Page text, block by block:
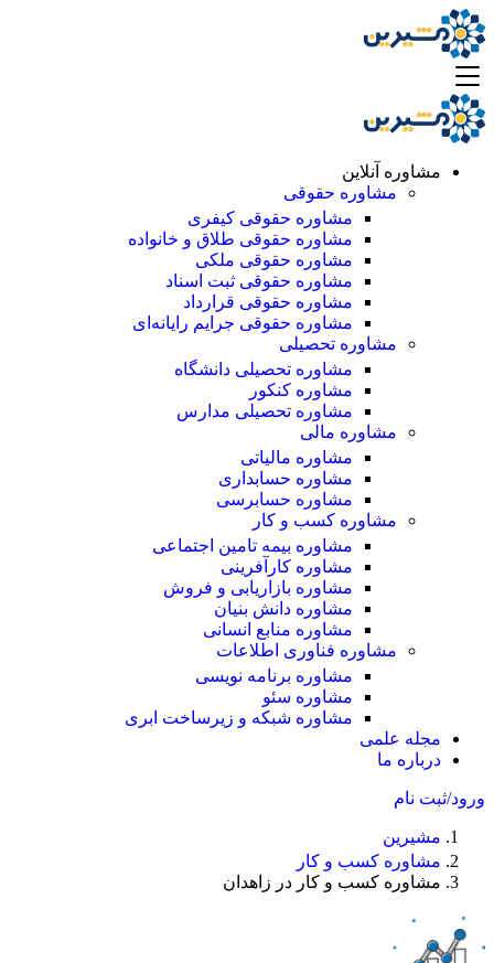
مشاوره آنلاین
مشاوره حقوقی
مشاوره حقوقی کیفری
مشاوره حقوقی طلاق و خانواده
مشاوره حقوقی ملکی
مشاوره حقوقی ثبت اسناد
مشاوره حقوقی قرارداد
مشاوره حقوقی جرایم رایانه‌ای
مشاوره تحصیلی
مشاوره تحصیلی دانشگاه
مشاوره کنکور
مشاوره تحصیلی مدارس
مشاوره مالی
مشاوره مالیاتی
مشاوره حسابداری
مشاوره حسابرسی
مشاوره کسب و کار
مشاوره بیمه تامین اجتماعی
مشاوره کارآفرینی
مشاوره بازاریابی و فروش
مشاوره دانش بنیان
مشاوره منابع انسانی
مشاوره فناوری اطلاعات
مشاوره برنامه نویسی
مشاوره سئو
مشاوره شبکه و زیرساخت ابری
مجله علمی
درباره ما
ورود/ثبت نام
مشیرین
مشاوره کسب و کار
مشاوره کسب و کار در زاهدان